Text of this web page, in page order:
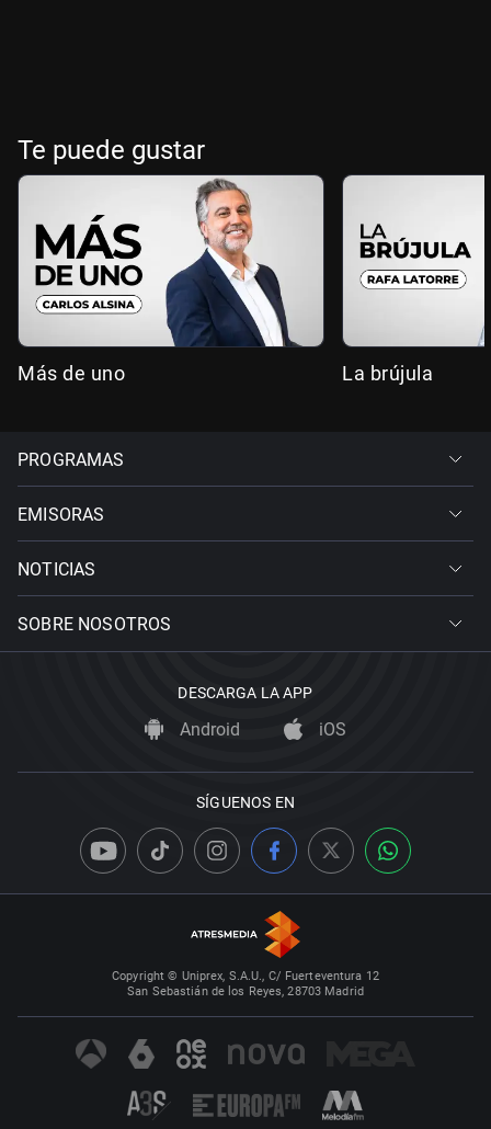
Te puede gustar
Más de uno La brújula
PROGRAMAS
EMISORAS
NOTICIAS
SOBRE NOSOTROS
DESCARGA LA APP
Android iOS
SÍGUENOS EN
Copyright © Uniprex, S.A.U., C/ Fuerteventura 12
San Sebastián de los Reyes, 28703 Madrid